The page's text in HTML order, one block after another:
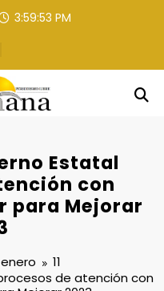
3:59:54 PM
Estatal
con
para Mejorar
enero
11
de atención con